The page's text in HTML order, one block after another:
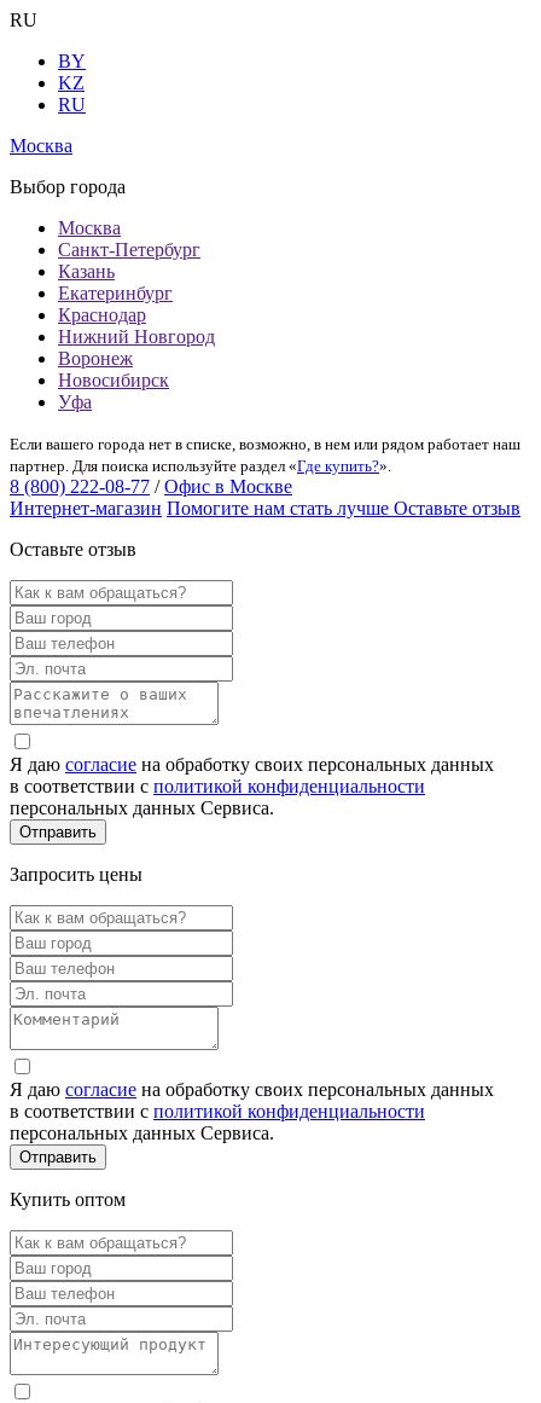
RU
BY
KZ
RU
Москва
Выбор города
Москва
Санкт-Петербург
Казань
Екатеринбург
Краснодар
Нижний Новгород
Воронеж
Новосибирск
Уфа
Если вашего города нет в списке, возможно, в нем или рядом работает наш
партнер. Для поиска используйте раздел «Где купить?».
8 (800) 222-08-77 / Офис в Москве
Интернет-магазин Помогите нам стать лучше Оставьте отзыв
Оставьте отзыв
Я даю согласие на обработку своих персональных данных
в соответствии с политикой конфиденциальности
персональных данных Сервиса.
Запросить цены
Я даю согласие на обработку своих персональных данных
в соответствии с политикой конфиденциальности
персональных данных Сервиса.
Купить оптом